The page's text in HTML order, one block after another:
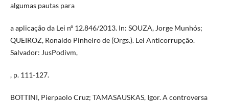
algumas pautas para
a aplicação da Lei nº 12.846/2013. In: SOUZA, Jorge Munhós;
QUEIROZ, Ronaldo Pinheiro de (Orgs.). Lei Anticorrupção.
Salvador: JusPodivm,
, p. 111-127.
BOTTINI, Pierpaolo Cruz; TAMASAUSKAS, Igor. A controversa